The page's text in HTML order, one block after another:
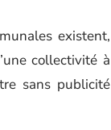
existent,
collectivité à
sans publicité